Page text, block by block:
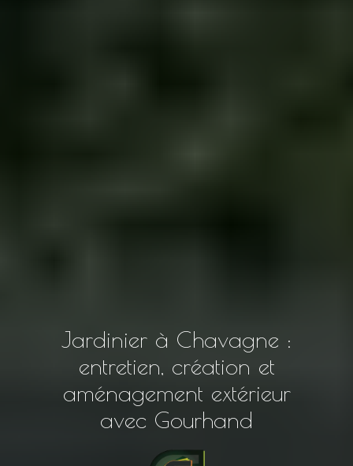
Jardinier à Chavagne :
entretien, création et
aménagement extérieur
avec Gourhand